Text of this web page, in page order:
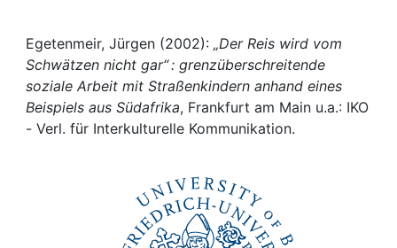
Help
Egetenmeir, Jürgen (2002): „Der Reis wird vom
Schwätzen nicht gar“ : grenzüberschreitende
soziale Arbeit mit Straßenkindern anhand eines
Beispiels aus Südafrika, Frankfurt am Main u.a.: IKO
- Verl. für Interkulturelle Kommunikation.